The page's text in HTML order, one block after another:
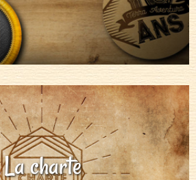
La charte